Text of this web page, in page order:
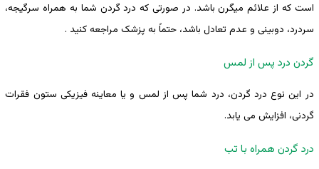
است که از علائم میگرن باشد. در صورتی که درد گردن شما به همراه سرگیجه،
سردرد، دوبینی و عدم تعادل باشد، حتماً به پزشک مراجعه کنید .
گردن درد پس از لمس
در این نوع درد گردن، درد شما پس از لمس و یا معاینه فیزیکی ستون فقرات
گردنی، افزایش می یابد.
درد گردن همراه با تب